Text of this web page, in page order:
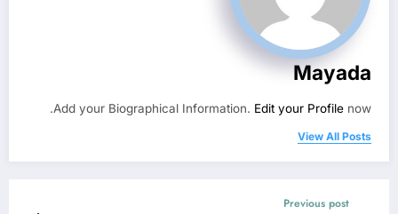
Mayada
Add your Biographical Information. Edit your Profile now.
View All Posts
Previous post